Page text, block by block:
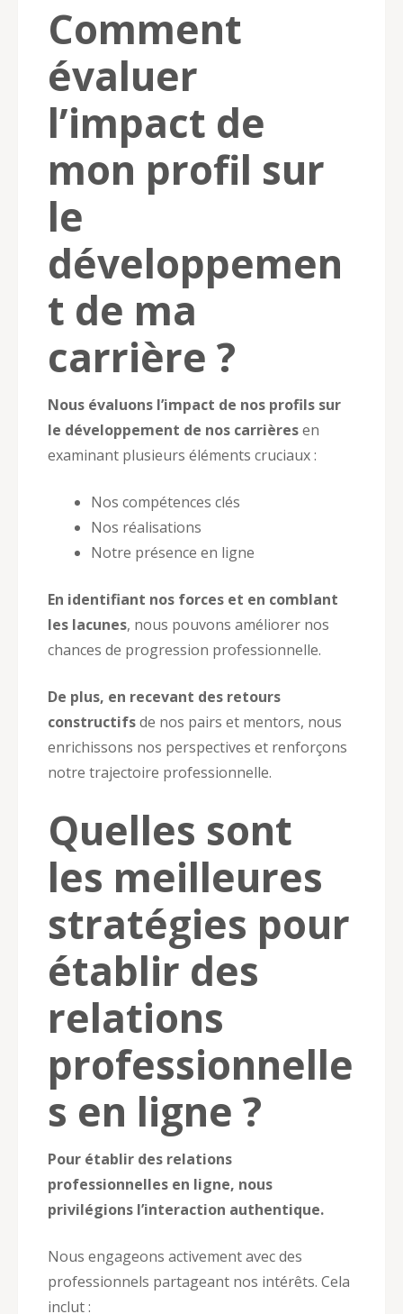
Comment
évaluer
l’impact de
mon profil sur
le
développemen
t de ma
carrière ?
Nous évaluons l’impact de nos profils sur
le développement de nos carrièresen
examinant plusieurs éléments cruciaux :
Nos compétences clés
Nos réalisations
Notre présence en ligne
En identifiant nos forces et en comblant
les lacunes, nous pouvons améliorer nos
chances de progression professionnelle.
De plus, en recevant des retours
constructifsde nos pairs et mentors, nous
enrichissons nos perspectives et renforçons
notre trajectoire professionnelle.
Quelles sont
les meilleures
stratégies pour
établir des
relations
professionnelle
s en ligne ?
Pour établir des relations
professionnelles en ligne, nous
privilégions l’interaction authentique.
Nous engageons activement avec des
professionnels partageant nos intérêts. Cela
inclut :